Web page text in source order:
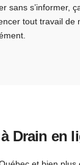
s’informer,
tout travail
Drain en